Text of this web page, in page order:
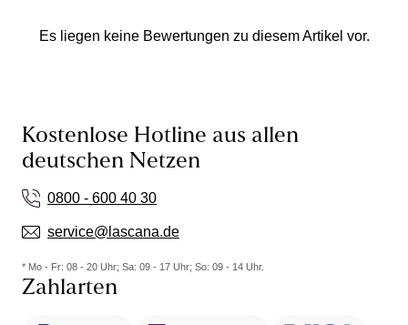
Es liegen keine Bewertungen zu diesem Artikel vor.
Kostenlose Hotline aus allen
deutschen Netzen
0800 - 600 40 30
service@lascana.de
* Mo - Fr: 08 - 20 Uhr; Sa: 09 - 17 Uhr; So: 09 - 14 Uhr.
Zahlarten